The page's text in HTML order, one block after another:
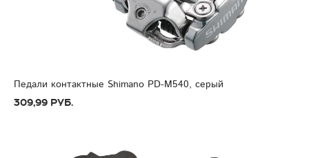
Педали контактные Shimano PD-M540, серый
309,99 руб.